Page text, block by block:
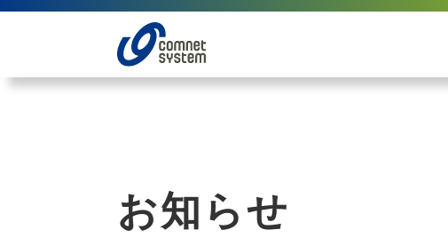
お知らせ